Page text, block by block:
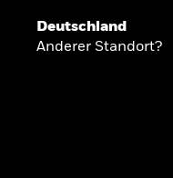
Deutschland
Anderer Standort?